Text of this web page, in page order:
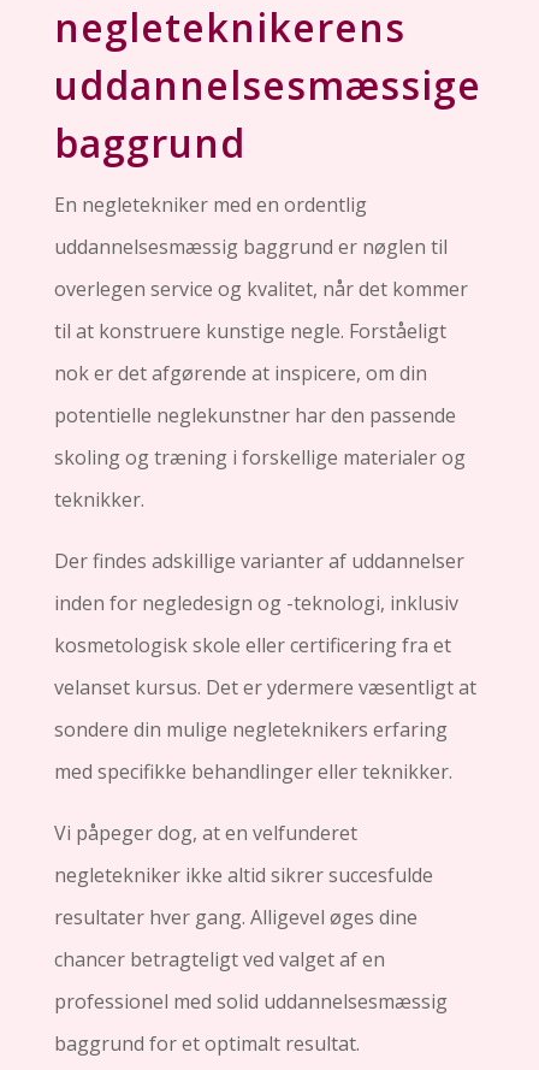
negleteknikerens
uddannelsesmæssige
baggrund
En negletekniker med en ordentlig
uddannelsesmæssig baggrund er nøglen til
overlegen service og kvalitet, når det kommer
til at konstruere kunstige negle. Forståeligt
nok er det afgørende at inspicere, om din
potentielle neglekunstner har den passende
skoling og træning i forskellige materialer og
teknikker.
Der findes adskillige varianter af uddannelser
inden for negledesign og -teknologi, inklusiv
kosmetologisk skole eller certificering fra et
velanset kursus. Det er ydermere væsentligt at
sondere din mulige negleteknikers erfaring
med specifikke behandlinger eller teknikker.
Vi påpeger dog, at en velfunderet
negletekniker ikke altid sikrer succesfulde
resultater hver gang. Alligevel øges dine
chancer betragteligt ved valget af en
professionel med solid uddannelsesmæssig
baggrund for et optimalt resultat.